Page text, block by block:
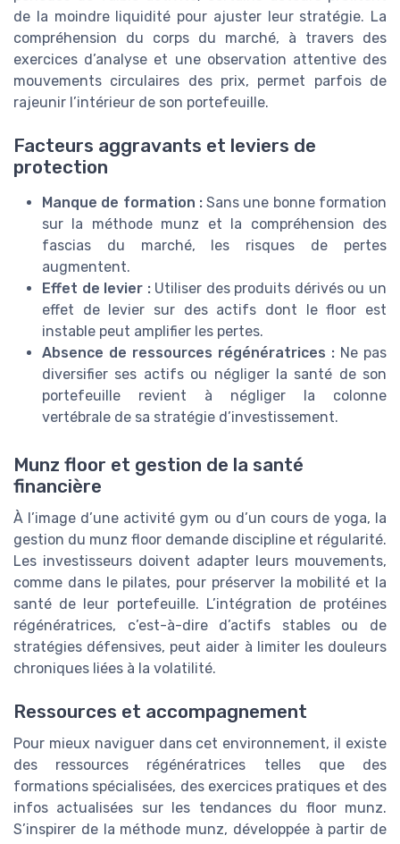
de la moindre liquidité pour ajuster leur stratégie. La
compréhension du corps du marché, à travers des
exercices d’analyse et une observation attentive des
mouvements circulaires des prix, permet parfois de
rajeunir l’intérieur de son portefeuille.
Facteurs aggravants et leviers de
protection
Manque de formation :Sans une bonne formation
sur la méthode munz et la compréhension des
fascias du marché, les risques de pertes
augmentent.
Effet de levier :Utiliser des produits dérivés ou un
effet de levier sur des actifs dont le floor est
instable peut amplifier les pertes.
Absence de ressources régénératrices : Ne pas
diversifier ses actifs ou négliger la santé de son
portefeuille revient à négliger la colonne
vertébrale de sa stratégie d’investissement.
Munz floor et gestion de la santé
financière
À l’image d’une activité gym ou d’un cours de yoga, la
gestion du munz floor demande discipline et régularité.
Les investisseurs doivent adapter leurs mouvements,
comme dans le pilates, pour préserver la mobilité et la
santé de leur portefeuille. L’intégration de protéines
régénératrices, c’est-à-dire d’actifs stables ou de
stratégies défensives, peut aider à limiter les douleurs
chroniques liées à la volatilité.
Ressources et accompagnement
Pour mieux naviguer dans cet environnement, il existe
des ressources régénératrices telles que des
formations spécialisées, des exercices pratiques et des
infos actualisées sur les tendances du floor munz.
S’inspirer de la méthode munz, développée à partir de